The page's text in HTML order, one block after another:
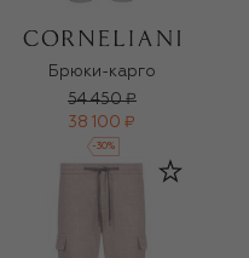
Брюки-карго
54 450 ₽
38 100 ₽
-30%